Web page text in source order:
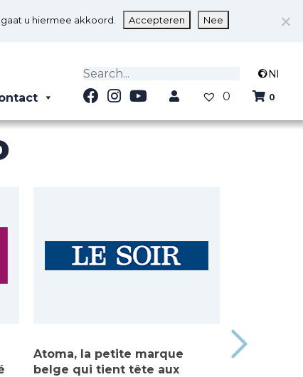
Nl
0 0
Atoma, la petite marque
belge qui tient tête aux
Made in
u hiermee akkoord. Accepteren Nee